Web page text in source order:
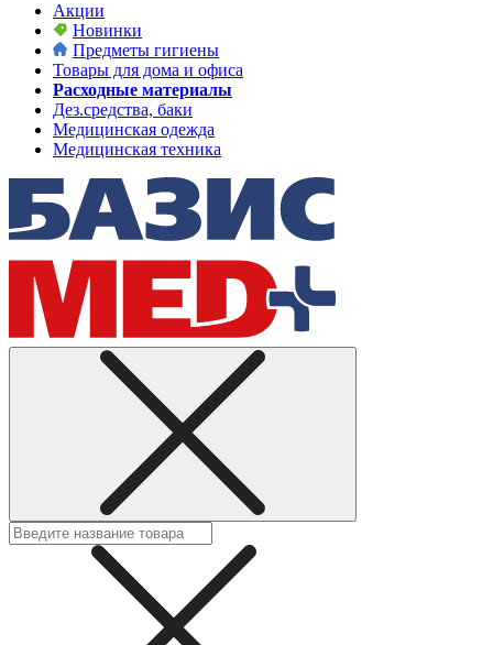
Акции
Новинки
Предметы гигиены
Товары для дома и офиса
Расходные материалы
Дез.средства, баки
Медицинская одежда
Медицинская техника